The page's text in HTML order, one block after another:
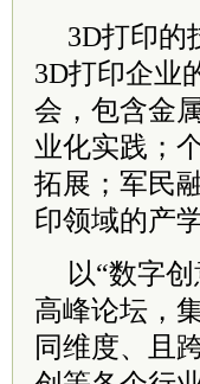
3D打印的
3D打印企业
会，包含金
业化实践；
拓展；军民
印领域的产
以“数字
高峰论坛，
同维度、且